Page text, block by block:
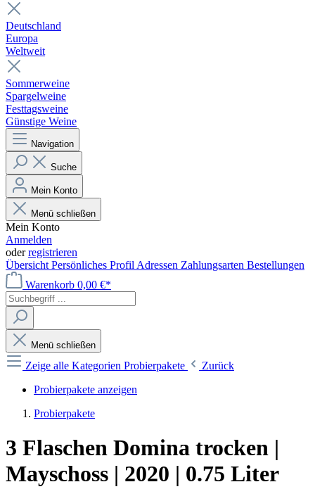
Deutschland
Europa
Weltweit
Sommerweine
Spargelweine
Festtagsweine
Günstige Weine
Navigation
Suche
Mein Konto
Menü schließen
Mein Konto
Anmelden
oderregistrieren
Übersicht Persönliches Profil Adressen Zahlungsarten Bestellungen
Warenkorb 0,00 €*
Menü schließen
Zeige alle Kategorien Probierpakete
Zurück
Probierpakete anzeigen
Probierpakete
3 Flaschen Domina trocken |
Mayschoss | 2020 | 0.75 Liter